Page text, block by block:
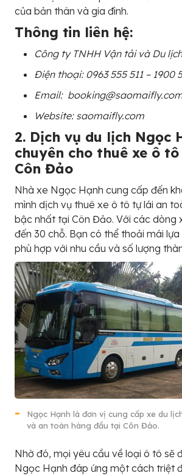
của bản thân và gia đình.
Thông tin liên hệ:
Công ty TNHH Vận tải và Du
Điện thoại: 0963 555 511 – 1900
Email:
Website: saomaifly.com
2. Dịch vụ du lịch Ngọc
chuyên cho thuê xe ô
Côn Đảo
Nhà xe Ngọc Hạnh cung cấp đến
mình dịch vụ thuê xe ô tô tự lái an
bậc nhất tại Côn Đảo. Với các dòng
đến 30 chỗ. Bạn có thể thoải mái
phù hợp với nhu cầu và số lượng
Ngọc Hạnh là đơn vị cung cấp xe du
và an toàn hàng đầu tại Côn Đảo.
Nhờ đó, mọi yêu cầu về loại ô tô sẽ
Ngọc Hạnh đáp ứng một cách triệt